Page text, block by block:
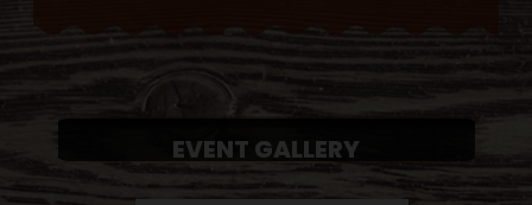
EVENT GALLERY